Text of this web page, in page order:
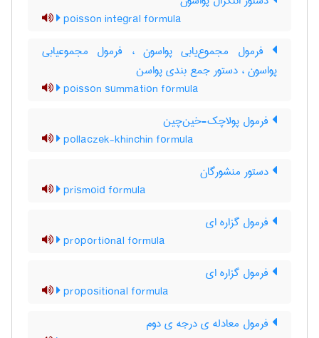
poisson integral formula
فرمول مجموع‌یابی پواسون ، فرمول مجموعیابی
پواسون ، دستور جمع بندی پواسن
poisson summation formula
فرمول پولاچک-خین‌چین
pollaczek-khinchin formula
دستور منشورگان
prismoid formula
فرمول گزاره ای
proportional formula
فرمول گزاره ای
propositional formula
فرمول معادله ی درجه ی دوم